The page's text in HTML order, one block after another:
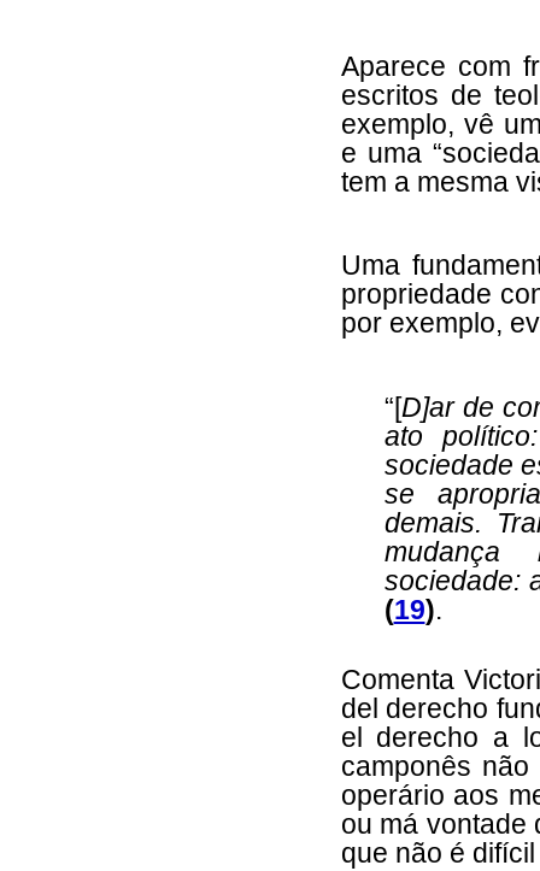
Aparece com
escritos de
exemplo, vê
e uma
tem a mesma
Uma
propriedade
por exemplo,
“[D]ar de
ato
sociedade
se
demais.
mudança
sociedade:
(19).
Comenta
del derecho
el derecho a
camponês
operário aos
ou má vontade
que não é